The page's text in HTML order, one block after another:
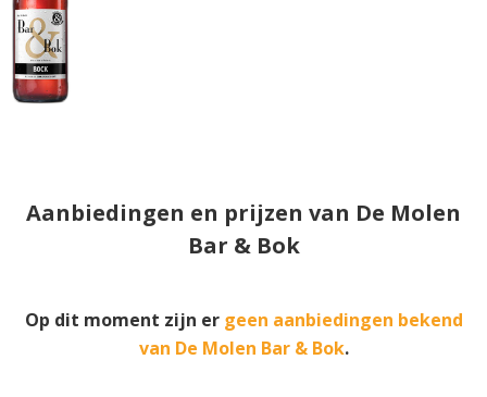
Aanbiedingen en prijzen van De Molen
Bar & Bok
Op dit moment zijn er geen aanbiedingen bekend
van De Molen Bar & Bok.